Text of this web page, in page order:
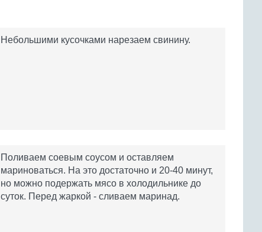
Небольшими кусочками нарезаем свинину.
Поливаем соевым соусом и оставляем
мариноваться. На это достаточно и 20-40 минут,
но можно подержать мясо в холодильнике до
суток. Перед жаркой - сливаем маринад.